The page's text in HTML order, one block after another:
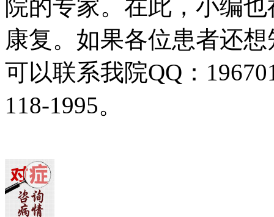
院的专家。在此，小编
康复。如果各位患者还
可以联系我院QQ：
118-1995。